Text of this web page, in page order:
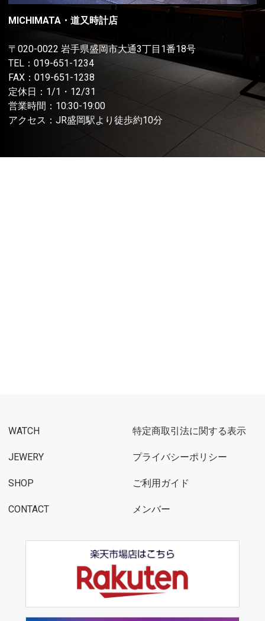
MICHIMATA・道又時計店
〒020-0022 岩手県盛岡市大通3丁目1番18号
TEL： 019-651-1234
FAX：019-651-1238
定休日：1/1・12/31
営業時間：10:30-19:00
アクセス：JR盛岡駅より徒歩約10分
WATCH
JEWERY
SHOP
CONTACT
特定商取引法に関する表示
プライバシーポリシー
ご利用ガイド
メンバー